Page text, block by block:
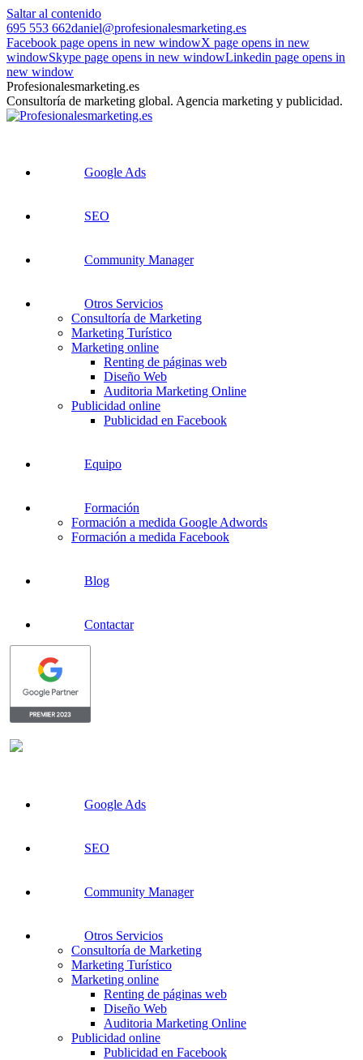
Saltar al contenido
695 553 662daniel@profesionalesmarketing.es
Facebook page opens in new windowX page opens in new
windowSkype page opens in new windowLinkedin page opens in
new window
Profesionalesmarketing.es
Consultoría de marketing global. Agencia marketing y publicidad.
Google Ads
SEO
Community Manager
Otros Servicios
Consultoría de Marketing
Marketing Turístico
Marketing online
Renting de páginas web
Diseño Web
Auditoria Marketing Online
Publicidad online
Publicidad en Facebook
Equipo
Formación
Formación a medida Google Adwords
Formación a medida Facebook
Blog
Contactar
Google Ads
SEO
Community Manager
Otros Servicios
Consultoría de Marketing
Marketing Turístico
Marketing online
Renting de páginas web
Diseño Web
Auditoria Marketing Online
Publicidad online
Publicidad en Facebook